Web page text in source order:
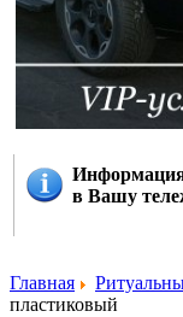
в Вашу
Главная
пластиковый